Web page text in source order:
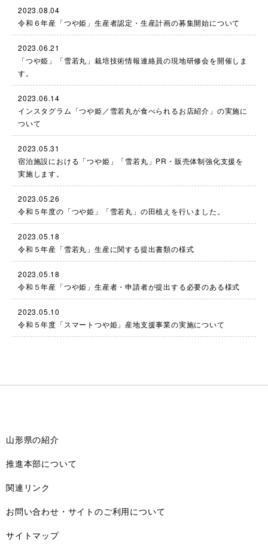
2023.08.04
令和６年産「つや姫」生産者認定・生産計画の募集開始について
2023.06.21
「つや姫」「雪若丸」栽培技術情報連絡員の現地研修会を開催しま
す。
2023.06.14
インスタグラム「つや姫／雪若丸が食べられるお店紹介」の実施に
ついて
2023.05.31
宿泊施設における「つや姫」「雪若丸」PR・販売体制強化支援を
実施します。
2023.05.26
令和５年度の「つや姫」「雪若丸」の田植えを行いました。
2023.05.18
令和５年産「雪若丸」生産に関する提出書類の様式
2023.05.18
令和５年産「つや姫」生産者・申請者が提出する必要のある様式
2023.05.10
令和５年度「スマートつや姫」産地支援事業の実施について
山形県の紹介
推進本部について
関連リンク
お問い合わせ・サイトのご利用について
サイトマップ